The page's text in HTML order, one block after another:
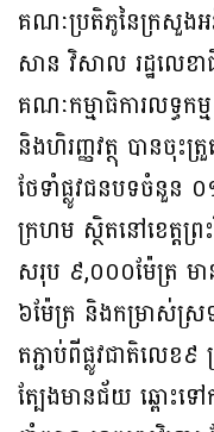
គណៈប្រតិភូនៃក្រសួង
សាន វិសាល រដ្ឋលេខ
គណៈកម្មាធិការលទ្ធក
និងហិរញ្ញវត្ថុ បានចុះត្
ថែទាំផ្លូវជនបទចំនួន
ក្រហម ស្ថិតនៅខេត្តព្រ
សរុប ៩,០០០ម៉ែត្រ មា
៦ម៉ែត្រ និងកម្រាស់ស្
តភ្ជាប់ពីផ្លូវជាតិល
ត្បែងមានជ័យ ឆ្ពោះ